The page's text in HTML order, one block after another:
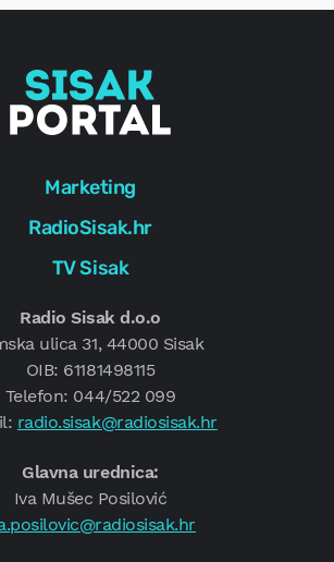
Marketing
RadioSisak.hr
TV Sisak
Radio Sisak d.o.o
ulica 31, 44000 Sisak
OIB: 61181498115
Telefon: 044/522 099
radio.sisak@radiosisak.hr
Glavna urednica:
Iva Mušec Posilović